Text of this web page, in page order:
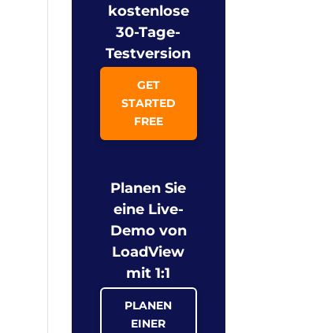
kostenlose
30-Tage-
Testversion
GET
STARTED
FREE
Planen Sie
eine Live-
Demo von
LoadView
mit 1:1
PLANEN
EINER